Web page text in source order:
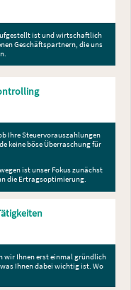
ist und wirtschaftlich
Geschäftspartnern, die uns
Ihre Steuervorauszahlungen
keine böse Überraschung für
ist unser Fokus zunächst
die Ertragsoptimierung.
wir Ihnen erst einmal gründlich
Ihnen dabei wichtig ist. Wo